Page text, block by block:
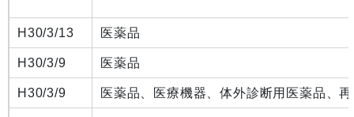
H30/3/13 医薬品
H30/3/9 医薬品
H30/3/9 医薬品、医療機器、体外診断用医薬品、